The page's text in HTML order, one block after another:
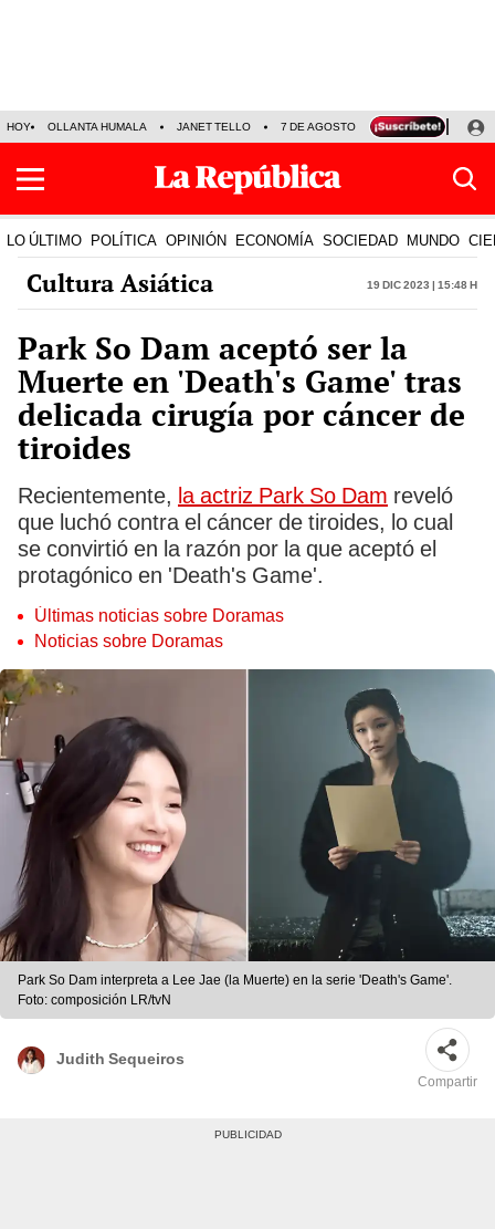
HOY OLLANTA HUMALA JANET TELLO 7 DE AGOSTO TINKA RESULTADOS
LO ÚLTIMO POLÍTICA OPINIÓN ECONOMÍA SOCIEDAD MUNDO
Cultura Asiática 19 Dic 2023 | 15:48 h
Park So Dam aceptó ser la
Muerte en 'Death's Game' tras
delicada cirugía por cáncer de
tiroides
Recientemente, la actriz Park So Dam reveló
que luchó contra el cáncer de tiroides, lo cual
se convirtió en la razón por la que aceptó el
protagónico en 'Death's Game'.
Últimas noticias sobre Doramas
Noticias sobre Doramas
Park So Dam interpreta a Lee Jae (la Muerte) en la serie 'Death's Game'.
Foto: composición LR/tvN
Judith Sequeiros
Compartir